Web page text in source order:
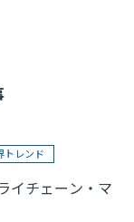
トレンド
イチェーン・マ